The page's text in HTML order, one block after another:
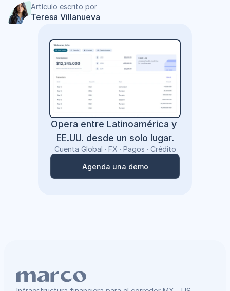
Artículo escrito por
Teresa Villanueva
Opera entre Latinoamérica y
EE.UU. desde un solo lugar.
Cuenta Global · FX · Pagos · Crédito
Agenda una demo
Agenda una demo